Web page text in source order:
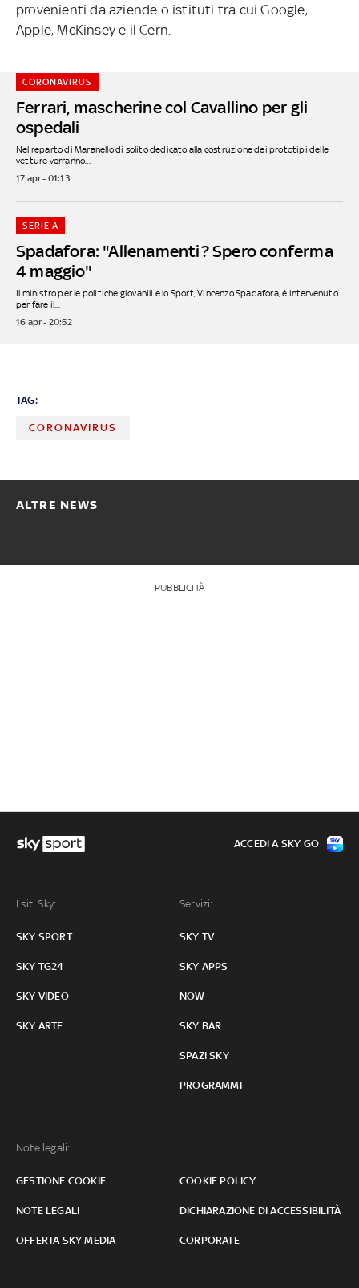
provenienti da aziende o istituti tra cui Google,
Apple, McKinsey e il Cern.
Ferrari, mascherine col Cavallino per gli
ospedali
CORONAVIRUS
Nel reparto di Maranello di solito dedicato alla costruzione dei prototipi delle
vetture verranno...
17 apr - 01:13
Spadafora: "Allenamenti? Spero conferma
4 maggio"
SERIE A
Il ministro per le politiche giovanili e lo Sport, Vincenzo Spadafora, è intervenuto
per fare il...
16 apr - 20:52
TAG:
CORONAVIRUS
ALTRE NEWS
PUBBLICITÀ
I siti Sky:
SKY SPORT
SKY TG24
SKY VIDEO
SKY ARTE
Servizi:
SKY TV
SKY APPS
NOW
SKY BAR
SPAZI SKY
PROGRAMMI
Note legali:
GESTIONE COOKIE COOKIE POLICY
NOTE LEGALI DICHIARAZIONE DI ACCESSIBILITÀ
OFFERTA SKY MEDIA CORPORATE
ACCEDI A SKY GO